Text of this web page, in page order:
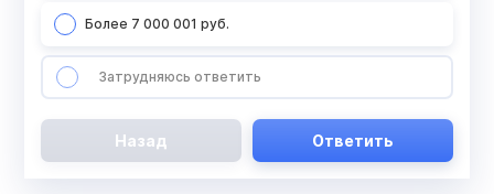
Более 7 000 001 руб.
Затрудняюсь ответить
Назад Ответить